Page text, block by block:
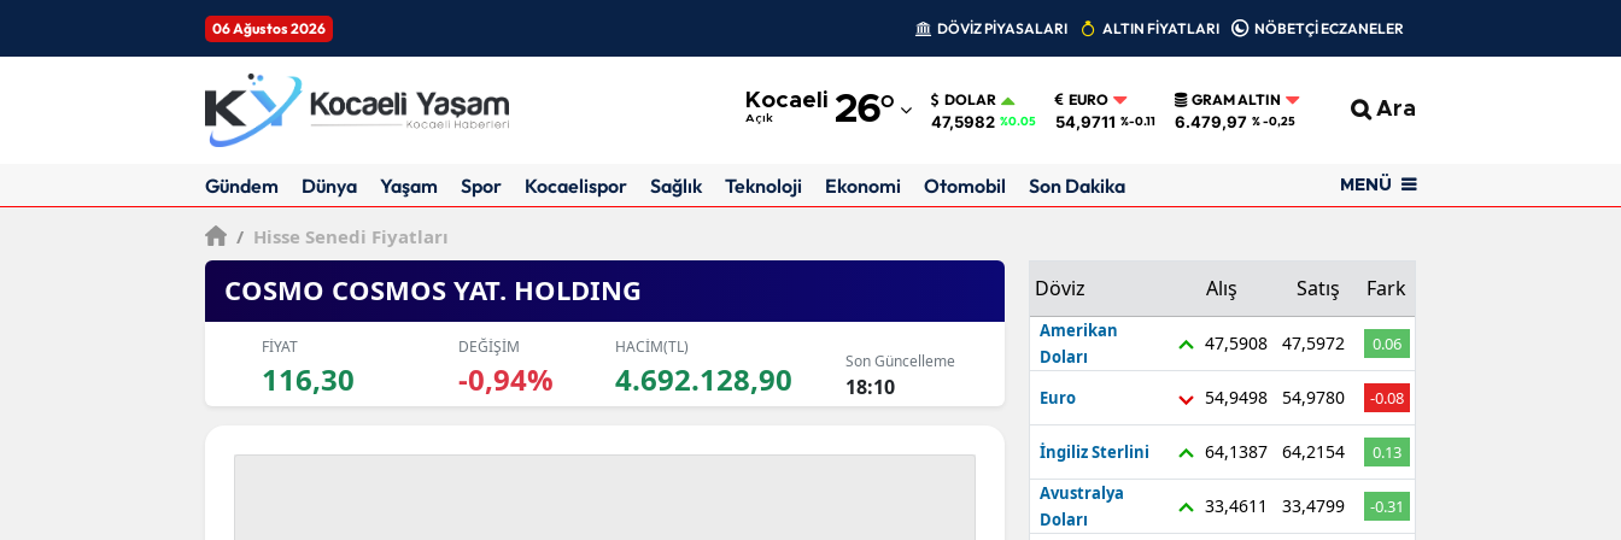
06 Ağustos 2026 DÖVİZ PİYASALARI ALTIN FİYATLARI NÖBETÇİ ECZANELER
Kocaeli
Açık 26°
Adıyaman
Ankara
Antalya
DOLAR
47,5982 %0.05
EURO
54,9711 %-0.11
GRAM ALTIN
6.479,97 % -0,25 Ara
Gündem Dünya Yaşam Spor Kocaelispor Sağlık Teknoloji Ekonomi Otomobil Son Dakika MENÜ
/ Hisse Senedi Fiyatları
COSMO COSMOS YAT. HOLDING
FİYAT
116,30
DEĞİŞİM
-0,94%
HACİM(TL)
4.692.128,90 Son Güncelleme
18:10
Döviz Alış Satış Fark
Amerikan
Doları
47,5908 47,5972 0.06
Euro 54,9498 54,9780 -0.08
İngiliz Sterlini 64,1387 64,2154
0.13
Avustralya
Doları
33,4611 33,4799 -0.31